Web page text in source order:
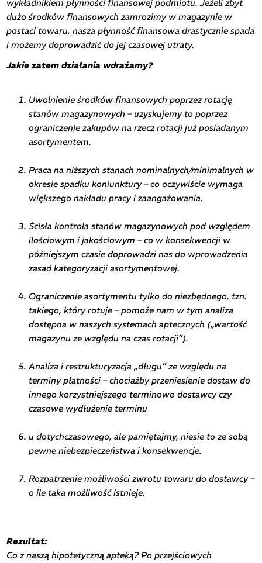
wykładnikiem płynności finansowej podmiotu. Jeżeli zbyt
dużo środków finansowych zamrozimy w magazynie w
postaci towaru, nasza płynność finansowa drastycznie spada
i możemy doprowadzić do jej czasowej utraty.
Jakie zatem działania wdrażamy?
Uwolnienie środków finansowych poprzez rotację
stanów magazynowych – uzyskujemy to poprzez
ograniczenie zakupów na rzecz rotacji już posiadanym
asortymentem.
Praca na niższych stanach nominalnych/minimalnych w
okresie spadku koniunktury – co oczywiście wymaga
większego nakładu pracy i zaangażowania.
Ścisła kontrola stanów magazynowych pod względem
ilościowym i jakościowym – co w konsekwencji w
późniejszym czasie doprowadzi nas do wprowadzenia
zasad kategoryzacji asortymentowej.
Ograniczenie asortymentu tylko do niezbędnego, tzn.
takiego, który rotuje – pomoże nam w tym analiza
dostępna w naszych systemach aptecznych („wartość
magazynu ze względu na czas rotacji”).
Analiza i restrukturyzacja „długu” ze względu na
terminy płatności – chociażby przeniesienie dostaw do
innego korzystniejszego terminowo dostawcy czy
czasowe wydłużenie terminu
u dotychczasowego, ale pamiętajmy, niesie to ze sobą
pewne niebezpieczeństwa i konsekwencje.
Rozpatrzenie możliwości zwrotu towaru do dostawcy –
o ile taka możliwość istnieje.
Rezultat:
Co z naszą hipotetyczną apteką? Po przejściowych